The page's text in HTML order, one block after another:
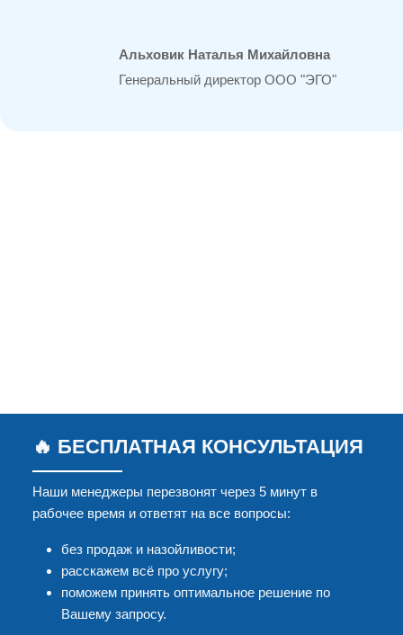
Альховик Наталья Михайловна
Генеральный директор ООО "ЭГО"
🔥 БЕСПЛАТНАЯ КОНСУЛЬТАЦИЯ
Наши менеджеры перезвонят через 5 минут в
рабочее время и ответят на все вопросы:
без продаж и назойливости;
расскажем всё про услугу;
поможем принять оптимальное решение по
Вашему запросу.